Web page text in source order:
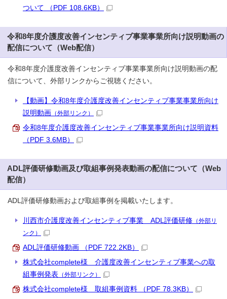
ついて （PDF 108.6KB）
令和8年度介護度改善インセンティブ事業事業所向け説明動画の
配信について（Web配信）
令和8年度介護度改善インセンティブ事業事業所向け説明動画の配
信について、外部リンクからご視聴ください。
【動画】令和8年度介護度改善インセンティブ事業事業所向け
説明動画 （外部リンク）
令和8年度介護度改善インセンティブ事業事業所向け説明資料
（PDF 3.6MB）
ADL評価研修動画及び取組事例発表動画の配信について（Web
配信）
ADL評価研修動画および取組事例を掲載いたします。
川西市介護度改善インセンティブ事業 ADL評価研修 （外部リ
ンク）
ADL評価研修動画 （PDF 722.2KB）
株式会社complete様 介護度改善インセンティブ事業への取
組事例発表 （外部リンク）
株式会社complete様 取組事例資料 （PDF 78.3KB）